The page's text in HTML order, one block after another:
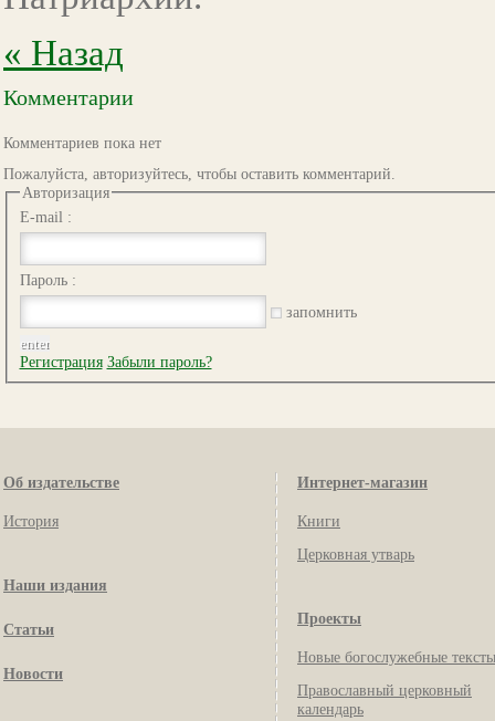
« Назад
Комментарии
Комментариев пока нет
Пожалуйста, авторизуйтесь, чтобы оставить комментарий.
Авторизация
E-mail :
Пароль :
запомнить
Регистрация Забыли пароль?
Об издательстве
История
Наши издания
Статьи
Новости
Интернет-магазин
Книги
Церковная утварь
Проекты
Новые богослужебные тексты
Православный церковный
календарь